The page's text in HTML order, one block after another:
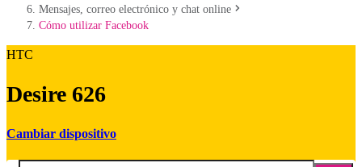
Mensajes, correo electrónico y chat online
Cómo utilizar Facebook
HTC
Desire 626
Cambiar dispositivo